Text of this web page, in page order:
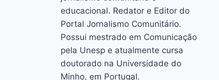
educacional. Redator e Editor do
Portal Jornalismo Comunitário.
Possui mestrado em Comunicação
pela Unesp e atualmente cursa
doutorado na Universidade do
Minho, em Portugal.